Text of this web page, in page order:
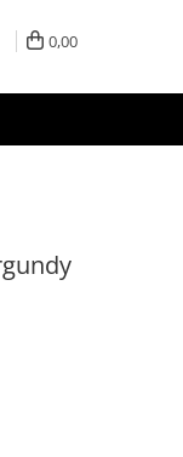
0,00